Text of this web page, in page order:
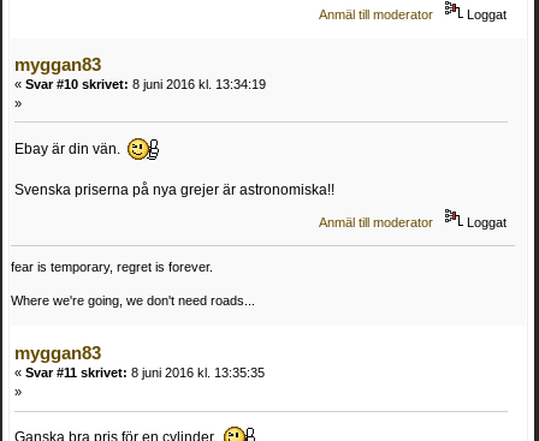
Anmäl till moderator Loggat
myggan83
« Svar #10 skrivet: 8 juni 2016 kl. 13:34:19
»
Ebay är din vän.
Svenska priserna på nya grejer är astronomiska!!
Anmäl till moderator Loggat
fear is temporary, regret is forever.
Where we're going, we don't need roads...
myggan83
« Svar #11 skrivet: 8 juni 2016 kl. 13:35:35
»
Ganska bra pris för en cylinder.